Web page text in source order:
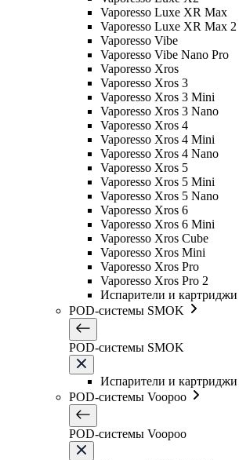
Vaporesso Luxe XR Max
Vaporesso Luxe XR Max 2
Vaporesso Vibe
Vaporesso Vibe Nano Pro
Vaporesso Xros
Vaporesso Xros 3
Vaporesso Xros 3 Mini
Vaporesso Xros 3 Nano
Vaporesso Xros 4
Vaporesso Xros 4 Mini
Vaporesso Xros 4 Nano
Vaporesso Xros 5
Vaporesso Xros 5 Mini
Vaporesso Xros 5 Nano
Vaporesso Xros 6
Vaporesso Xros 6 Mini
Vaporesso Xros Cube
Vaporesso Xros Mini
Vaporesso Xros Pro
Vaporesso Xros Pro 2
Испарители и картриджи
POD-системы SMOK
POD-системы SMOK
Испарители и
POD-системы Voopoo
POD-системы Voopoo